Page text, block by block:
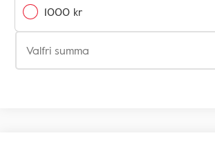
1000 kr